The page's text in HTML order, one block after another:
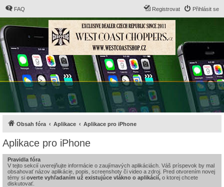
FAQ Přihlásit se
Registrovat
Obsah fóra Aplikace Aplikace pro iPhone
Aplikace pro iPhone
Pravidla fóra
V tejto sekcií uverejňujte informácie o zaujímavých aplikáciách. Váš príspevok by mal
obsahovať názov aplikácie, popis, screenshoty či video a zdroj. Pred otvorením novej
témy si overte vyhľadaním už existujúce vlákno o aplikácií, o ktorej chcete
diskutovať.